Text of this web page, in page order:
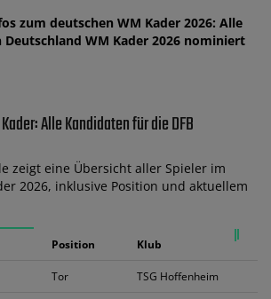
zum deutschen WM Kader 2026: Alle
WM Kader 2026 nominiert
Alle Kandidaten für die DFB
zeigt eine Übersicht aller Spieler im
2026, inklusive Position und aktuellem
Position Klub
Tor TSG Hoffenheim